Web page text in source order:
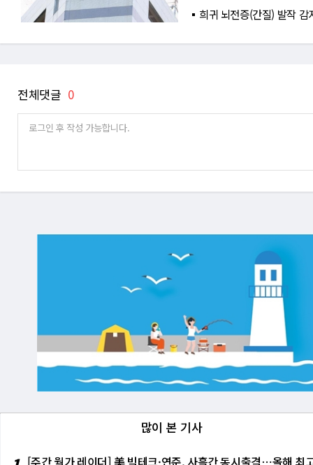
희귀 뇌전증(간질) 발작
전체댓글 0
많이 본 기사
[주간 월가 레이더] 美 빅테크·연준, 사흘간 동시출격⋯올해 최